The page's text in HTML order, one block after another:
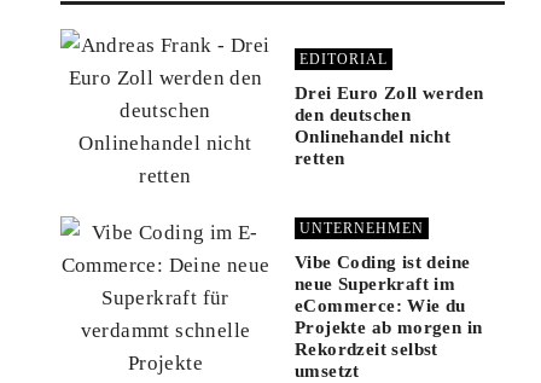
EDITORIAL
Drei Euro Zoll werden
den deutschen
Onlinehandel nicht
retten
UNTERNEHMEN
Vibe Coding ist deine
neue Superkraft im
eCommerce: Wie du
Projekte ab morgen in
Rekordzeit selbst
umsetzt